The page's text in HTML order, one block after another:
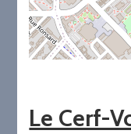
Le Cerf-